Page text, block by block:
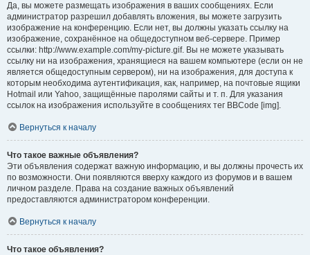
Да, вы можете размещать изображения в ваших сообщениях. Если
администратор разрешил добавлять вложения, вы можете загрузить
изображение на конференцию. Если нет, вы должны указать ссылку на
изображение, сохранённое на общедоступном веб-сервере. Пример
ссылки: http://www.example.com/my-picture.gif. Вы не можете указывать
ссылку ни на изображения, хранящиеся на вашем компьютере (если он не
является общедоступным сервером), ни на изображения, для доступа к
которым необходима аутентификация, как, например, на почтовые ящики
Hotmail или Yahoo, защищённые паролями сайты и т. п. Для указания
ссылок на изображения используйте в сообщениях тег BBCode [img].
Вернуться к началу
Что такое важные объявления?
Эти объявления содержат важную информацию, и вы должны прочесть их
по возможности. Они появляются вверху каждого из форумов и в вашем
личном разделе. Права на создание важных объявлений
предоставляются администратором конференции.
Вернуться к началу
Что такое объявления?